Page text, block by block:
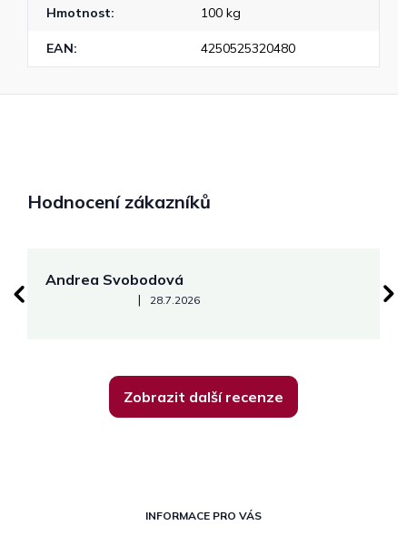
Hmotnost: 100 kg
EAN: 4250525320480
Hodnocení zákazníků
Andrea Svobodová
Hodnocení obchodu je 5 z 5 hvězdiček.
| 28.7.2026
Zobrazit další recenze
INFORMACE PRO VÁS